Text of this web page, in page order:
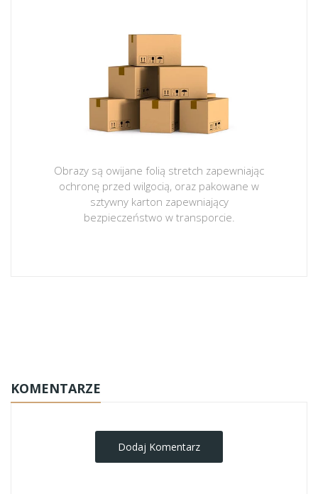
Obrazy są owijane folią stretch zapewniając
ochronę przed wilgocią, oraz pakowane w
sztywny karton zapewniający
bezpieczeństwo w transporcie.
KOMENTARZE
Dodaj Komentarz